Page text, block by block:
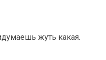
жуть какая.